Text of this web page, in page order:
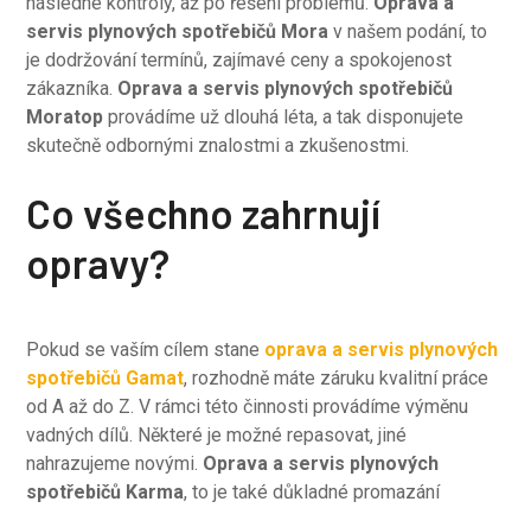
servis plynových spotřebičů Mora v našem podání, to
je dodržování termínů, zajímavé ceny a spokojenost
zákazníka. Oprava a servis plynových spotřebičů
Moratop provádíme už dlouhá léta, a tak disponujete
skutečně odbornými znalostmi a zkušenostmi.
Co všechno zahrnují
opravy?
Pokud se vaším cílem stane oprava a servis plynových
spotřebičů Gamat, rozhodně máte záruku kvalitní práce
od A až do Z. V rámci této činnosti provádíme výměnu
vadných dílů. Některé je možné repasovat, jiné
nahrazujeme novými. Oprava a servis plynových
spotřebičů Karma, to je také důkladné promazání